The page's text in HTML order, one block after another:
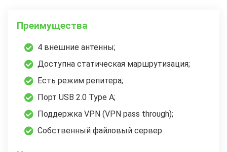
Преимущества
4 внешние антенны;
Доступна статическая маршрутизация;
Есть режим репитера;
Порт USB 2.0 Type A;
Поддержка VPN (VPN pass through);
Собственный файловый сервер.